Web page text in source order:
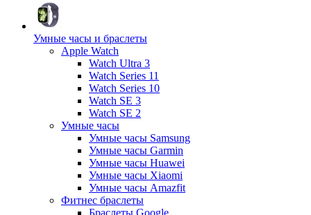
Умные часы и браслеты
Apple Watch
Watch Ultra 3
Watch Series 11
Watch Series 10
Watch SE 3
Watch SE 2
Умные часы
Умные часы Samsung
Умные часы Garmin
Умные часы Huawei
Умные часы Xiaomi
Умные часы Amazfit
Фитнес браслеты
Браслеты Google